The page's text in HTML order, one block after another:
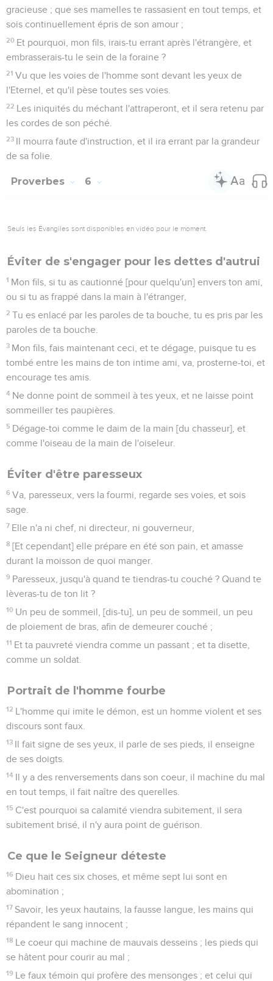
gracieuse ; que ses mamelles te rassasient en tout temps, et
sois continuellement épris de son amour ;
20 Et pourquoi, mon fils, irais-tu errant après l'étrangère, et
embrasserais-tu le sein de la foraine ?
21 Vu que les voies de l'homme sont devant les yeux de
l'Eternel, et qu'il pèse toutes ses voies.
22 Les iniquités du méchant l'attraperont, et il sera retenu par
les cordes de son péché.
23 Il mourra faute d'instruction, et il ira errant par la grandeur
de sa folie.
Proverbes 6
Seuls les Évangiles sont disponibles en vidéo pour le moment.
Éviter de s'engager pour les dettes d'autrui
1 Mon fils, si tu as cautionné [pour quelqu'un] envers ton ami,
ou si tu as frappé dans la main à l'étranger,
2 Tu es enlacé par les paroles de ta bouche, tu es pris par les
paroles de ta bouche.
3 Mon fils, fais maintenant ceci, et te dégage, puisque tu es
tombé entre les mains de ton intime ami, va, prosterne-toi, et
encourage tes amis.
4 Ne donne point de sommeil à tes yeux, et ne laisse point
sommeiller tes paupières.
5 Dégage-toi comme le daim de la main [du chasseur], et
comme l'oiseau de la main de l'oiseleur.
Éviter d'être paresseux
6 Va, paresseux, vers la fourmi, regarde ses voies, et sois
sage.
7 Elle n'a ni chef, ni directeur, ni gouverneur,
8 [Et cependant] elle prépare en été son pain, et amasse
durant la moisson de quoi manger.
9 Paresseux, jusqu'à quand te tiendras-tu couché ? Quand te
lèveras-tu de ton lit ?
10 Un peu de sommeil, [dis-tu], un peu de sommeil, un peu
de ploiement de bras, afin de demeurer couché ;
11 Et ta pauvreté viendra comme un passant ; et ta disette,
comme un soldat.
Portrait de l'homme fourbe
12 L'homme qui imite le démon, est un homme violent et ses
discours sont faux.
13 Il fait signe de ses yeux, il parle de ses pieds, il enseigne
de ses doigts.
14 Il y a des renversements dans son coeur, il machine du mal
en tout temps, il fait naître des querelles.
15 C'est pourquoi sa calamité viendra subitement, il sera
subitement brisé, il n'y aura point de guérison.
Ce que le Seigneur déteste
16 Dieu hait ces six choses, et même sept lui sont en
abomination ;
17 Savoir, les yeux hautains, la fausse langue, les mains qui
répandent le sang innocent ;
18 Le coeur qui machine de mauvais desseins ; les pieds qui
se hâtent pour courir au mal ;
19 Le faux témoin qui profère des mensonges ; et celui qui